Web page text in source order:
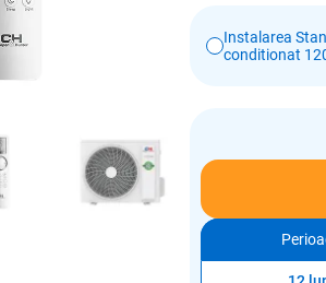
Instalarea
conditionat